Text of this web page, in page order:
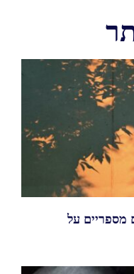
מספריים על